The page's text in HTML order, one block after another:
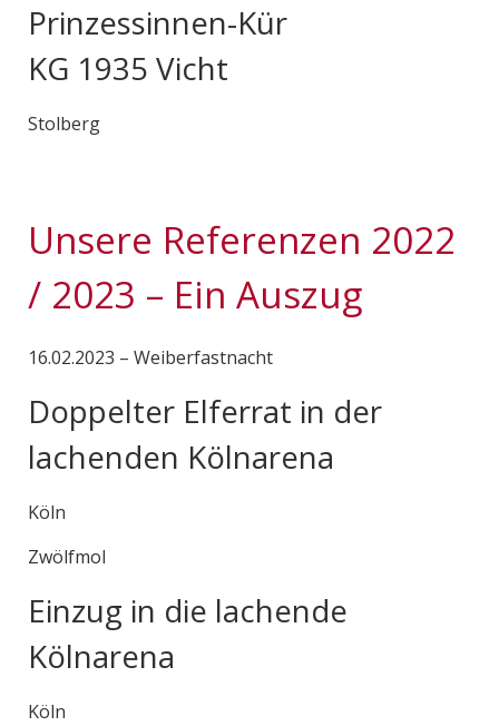
Prinzessinnen-Kür
KG 1935 Vicht
Stolberg
Unsere Referenzen 2022
/ 2023 – Ein Auszug
16.02.2023 – Weiberfastnacht
Doppelter Elferrat in der
lachenden Kölnarena
Köln
Zwölfmol
Einzug in die lachende
Kölnarena
Köln